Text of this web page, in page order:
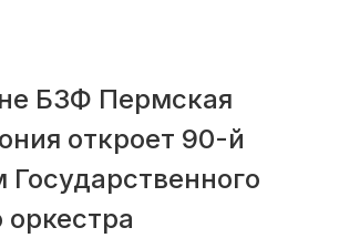
БЗФ Пермская
откроет 90-й
Государственного